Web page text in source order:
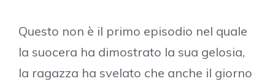
Questo non è il primo episodio nel quale
la suocera ha dimostrato la sua gelosia,
la ragazza ha svelato che anche il giorno